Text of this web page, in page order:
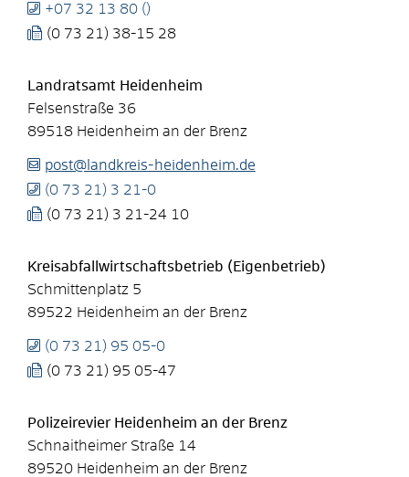
+07 32 13 80 ()
(0 73 21) 38-15 28
Landratsamt Heidenheim
Felsenstraße 36
89518 Heidenheim an der Brenz
post@landkreis-heidenheim.de
(0 73 21) 3 21-0
(0 73 21) 3 21-24 10
Kreisabfallwirtschaftsbetrieb (Eigenbetrieb)
Schmittenplatz 5
89522 Heidenheim an der Brenz
(0 73 21) 95 05-0
(0 73 21) 95 05-47
Polizeirevier Heidenheim an der Brenz
Schnaitheimer Straße 14
89520 Heidenheim an der Brenz